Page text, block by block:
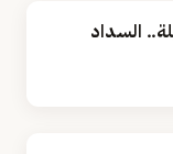
السداد